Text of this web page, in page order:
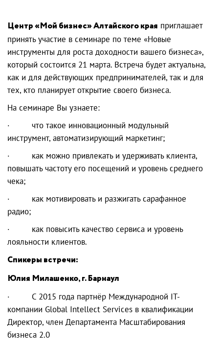
Центр «Мой бизнес» Алтайского края приглашает
принять участие в семинаре по теме «Новые
инструменты для роста доходности вашего бизнеса»,
который состоится 21 марта. Встреча будет актуальна,
как и для действующих предпринимателей, так и для
тех, кто планирует открытие своего бизнеса.
На семинаре Вы узнаете:
· что такое инновационный модульный
инструмент, автоматизирующий маркетинг;
· как можно привлекать и удерживать клиента,
повышать частоту его посещений и уровень среднего
чека;
· как мотивировать и разжигать сарафанное
радио;
· как повысить качество сервиса и уровень
лояльности клиентов.
Спикеры встречи:
Юлия Милашенко, г. Барнаул
· С 2015 года партнёр Международной IT-
компании Global Intellect Services в квалификации
Директор, член Департамента Масштабирования
бизнеса 2.0